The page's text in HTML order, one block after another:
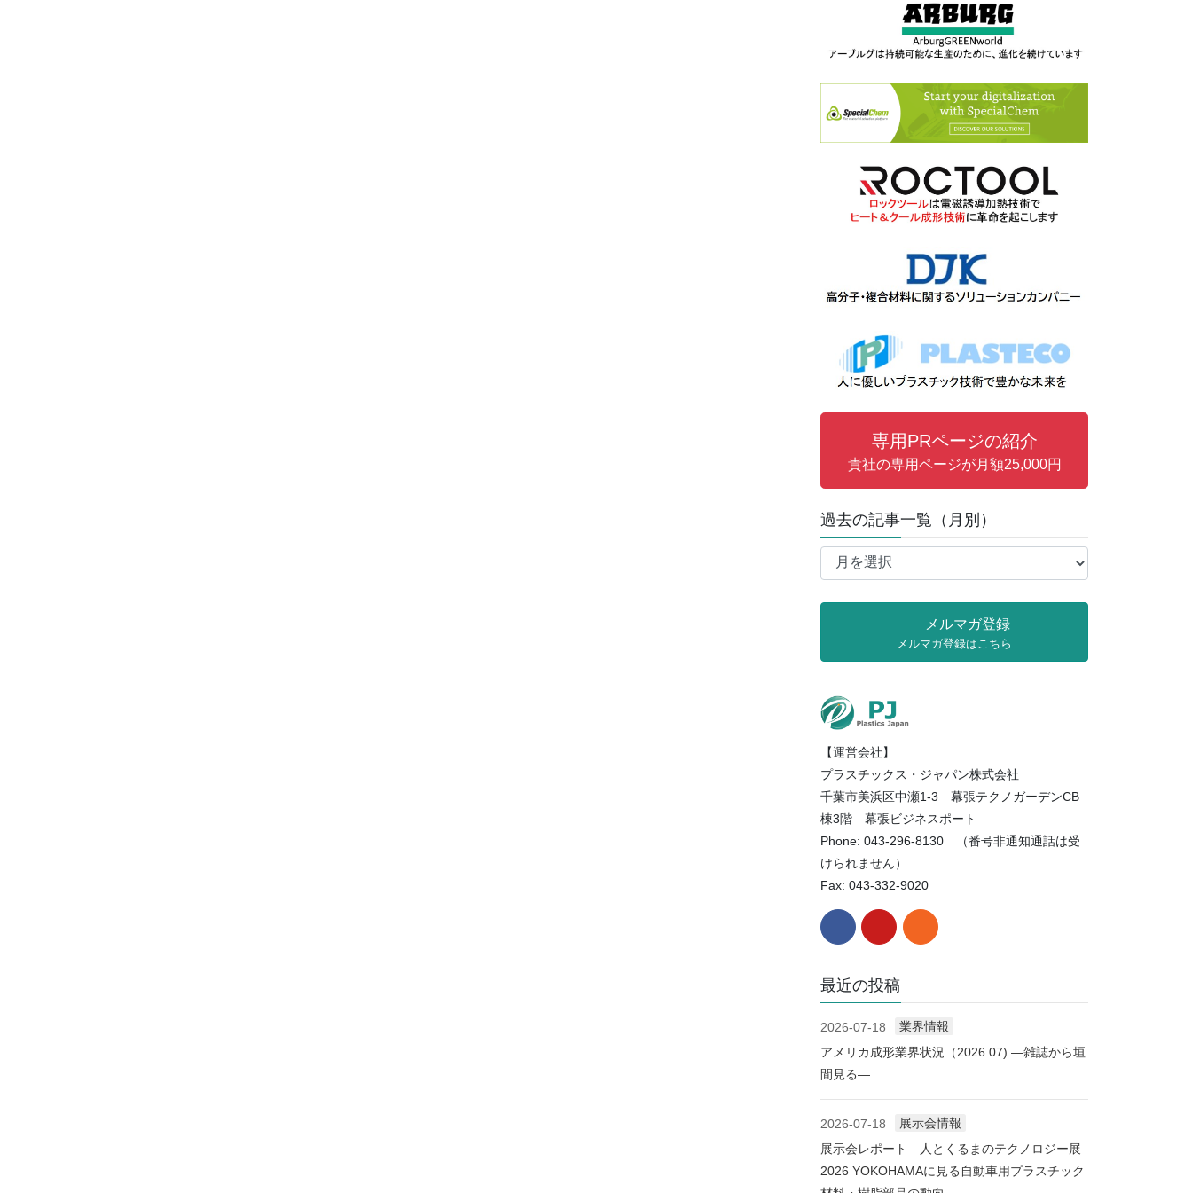
専用PRページの紹介
貴社の専用ページが月額25,000円
過去の記事一覧（月別）
過
（月
別）
メルマガ登録
メルマガ登録はこちら
【運営会社】
プラスチックス・ジャパン株式会社
千葉市美浜区中瀬1-3 幕張テクノガーデンCB
棟3階 幕張ビジネスポート
Phone: 043-296-8130 （番号非通知通話は受
けられません）
Fax: 043-332-9020
最近の投稿
2026-07-18
業界情報
アメリカ成形業界状況（2026.07) ―雑誌から垣
間見る―
2026-07-18
展示会情報
展示会レポート 人とくるまのテクノロジー展
2026 YOKOHAMAに見る自動車用プラスチック